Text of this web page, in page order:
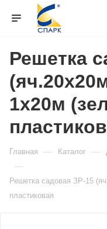
Решетка
1х20м
Главная — Каталог —
—
Решетка садовая ЗР-15
пластиковая